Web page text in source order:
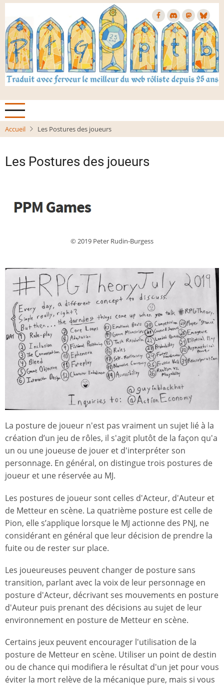
Aller
contenu
principal
Accueil Les Postures des joueurs
Les Postures des joueurs
© 2019 Peter Rudin-Burgess
La posture de joueur n'est pas vraiment un sujet lié à la
création d’un jeu de rôles, il s'agit plutôt de la façon qu'a
un ou une joueuse de jouer et d'interpréter son
personnage. En général, on distingue trois postures de
joueur et une réservée au MJ.
Les postures de joueur sont celles d'Acteur, d'Auteur et
de Metteur en scène. La quatrième posture est celle de
Pion, elle s’applique lorsque le MJ actionne des PNJ, ne
considérant en général que leur décision de prendre la
fuite ou de rester sur place.
Les joueureuses peuvent changer de posture sans
transition, parlant avec la voix de leur personnage en
posture d'Acteur, décrivant ses mouvements en posture
d'Auteur puis prenant des décisions au sujet de leur
environnement en posture de Metteur en scène.
Certains jeux peuvent encourager l'utilisation de la
posture de Metteur en scène. Utiliser un point de destin
ou de chance qui modifiera le résultat d'un jet pour vous
éviter la mort relève de la mécanique pure, mais si vous